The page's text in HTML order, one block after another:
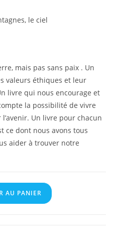
le ciel
mais pas sans paix . Un
valeurs éthiques et leur
livre qui nous encourage et
la possibilité de vivre
Un livre pour chacun
ce dont nous avons tous
aider à trouver notre
AU PANIER